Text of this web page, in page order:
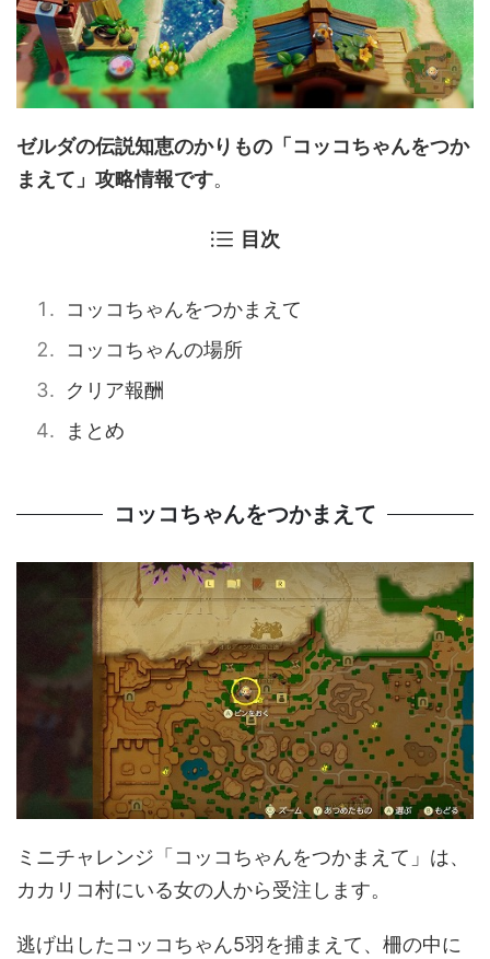
ゼルダの伝説知恵のかりもの「コッコちゃんをつか
まえて」攻略情報です。
目次
コッコちゃんをつかまえて
コッコちゃんの場所
クリア報酬
まとめ
コッコちゃんをつかまえて
ミニチャレンジ「コッコちゃんをつかまえて」は、
カカリコ村にいる女の人から受注します。
逃げ出したコッコちゃん5羽を捕まえて、柵の中に